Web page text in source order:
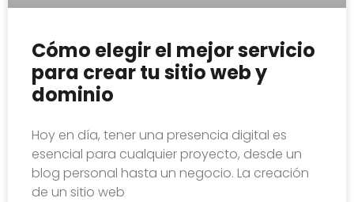
Cómo elegir el mejor servicio
para crear tu sitio web y
dominio
Hoy en día, tener una presencia digital es
esencial para cualquier proyecto, desde un
blog personal hasta un negocio. La creación
de un sitio web